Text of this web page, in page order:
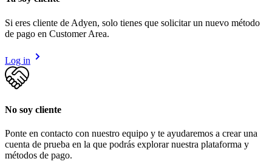
Si eres cliente de Adyen, solo tienes que solicitar un nuevo método
de pago en Customer Area.
Log in
No soy cliente
Ponte en contacto con nuestro equipo y te ayudaremos a crear una
cuenta de prueba en la que podrás explorar nuestra plataforma y
métodos de pago.